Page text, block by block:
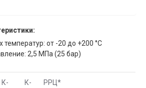
температур: от -20 до +200 °С
2,5 МПа (25 бар)
К-
К-
РРЦ*